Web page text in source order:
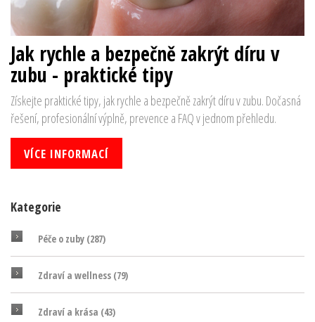
Jak rychle a bezpečně zakrýt díru v
zubu - praktické tipy
Získejte praktické tipy, jak rychle a bezpečně zakrýt díru v zubu. Dočasná
řešení, profesionální výplně, prevence a FAQ v jednom přehledu.
VÍCE INFORMACÍ
Kategorie
Péče o zuby (287)
Zdraví a wellness (79)
Zdraví a krása (43)